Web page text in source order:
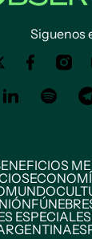
Siguenos
MUNDO
ESPECIALES